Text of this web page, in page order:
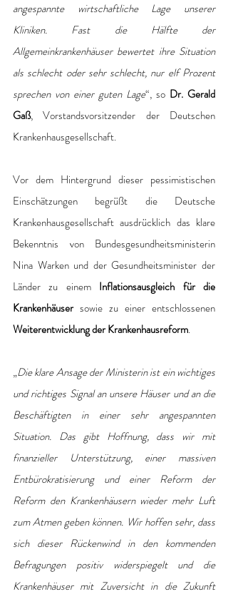
angespannte wirtschaftliche Lage unserer
Kliniken. Fast die Hälfte der
Allgemeinkrankenhäuser bewertet ihre Situation
als schlecht oder sehr schlecht, nur elf Prozent
sprechen von einer guten Lage“, so Dr. Gerald
Gaß, Vorstandsvorsitzender der Deutschen
Krankenhausgesellschaft.
Vor dem Hintergrund dieser pessimistischen
Einschätzungen begrüßt die Deutsche
Krankenhausgesellschaft ausdrücklich das klare
Bekenntnis von Bundesgesundheitsministerin
Nina Warken und der Gesundheitsminister der
Länder zu einem Inflationsausgleich für die
Krankenhäuser
Weiterentwicklung der Krankenhausreform.
„Die klare Ansage der Ministerin ist ein wichtiges
und richtiges Signal an unsere Häuser und an die
Beschäftigten in einer sehr angespannten
Situation. Das gibt Hoffnung, dass wir mit
finanzieller Unterstützung, einer massiven
Entbürokratisierung und einer Reform der
Reform den Krankenhäusern wieder mehr Luft
zum Atmen geben können. Wir hoffen sehr, dass
sich dieser Rückenwind in den kommenden
Befragungen positiv widerspiegelt und die
Krankenhäuser mit Zuversicht in die Zukunft